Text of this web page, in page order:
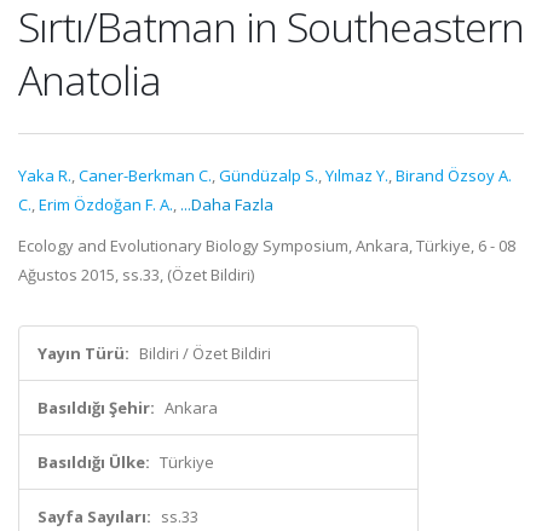
Sırtı/Batman in Southeastern
Anatolia
Yaka R.,Caner-Berkman C.,Gündüzalp S.,Yılmaz Y.,Birand Özsoy A.
C.,Erim Özdoğan F. A., ...Daha Fazla
Ecology and Evolutionary Biology Symposium, Ankara, Türkiye, 6 - 08
Ağustos 2015, ss.33, (Özet Bildiri)
Yayın Türü: Bildiri / Özet Bildiri
Basıldığı Şehir: Ankara
Basıldığı Ülke: Türkiye
Sayfa Sayıları: ss.33